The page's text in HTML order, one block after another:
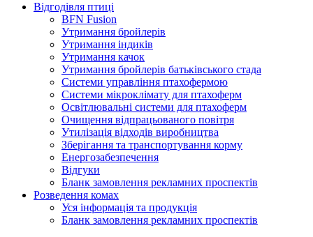
Відгодівля птиці
BFN Fusion
Утримання бройлерів
Утримання індиків
Утримання качок
Утримання бройлерів батьківського стада
Системи управління птахофермою
Системи мікроклімату для птахоферм
Освітлювальні системи для птахоферм
Очищення відпрацьованого повітря
Утилізація відходів виробництва
Зберігання та транспортування корму
Енергозабезпечення
Відгуки
Бланк замовлення рекламних проспектів
Розведення комах
Уся інформація та продукція
Бланк замовлення рекламних проспектів